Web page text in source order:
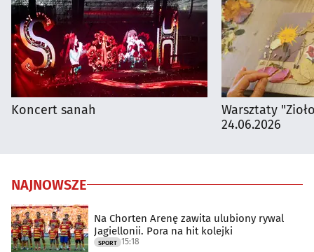
Koncert sanah
Warsztaty
24.06.2026
NAJNOWSZE
Na Chorten Arenę zawita ulubiony rywal
Jagiellonii. Pora na hit kolejki
SPORT 15:18